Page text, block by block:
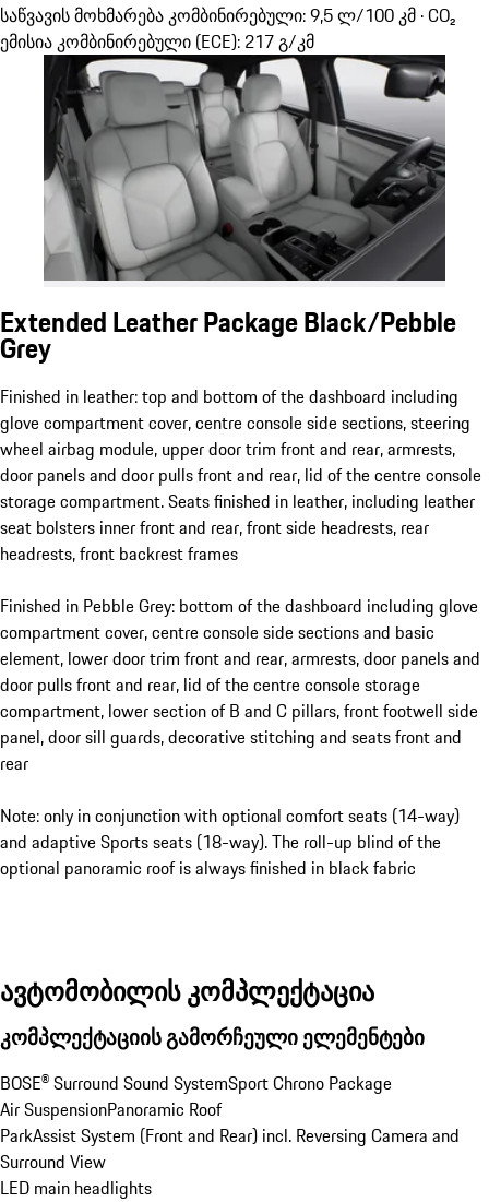
საწვავის მოხმარება კომბინირებული: 9,5 ლ/100 კმ · CO₂
ემისია კომბინირებული (ECE): 217 გ/კმ
Extended Leather Package Black/Pebble
Grey
Finished in leather: top and bottom of the dashboard including
glove compartment cover, centre console side sections, steering
wheel airbag module, upper door trim front and rear, armrests,
door panels and door pulls front and rear, lid of the centre console
storage compartment. Seats finished in leather, including leather
seat bolsters inner front and rear, front side headrests, rear
headrests, front backrest frames
Finished in Pebble Grey: bottom of the dashboard including glove
compartment cover, centre console side sections and basic
element, lower door trim front and rear, armrests, door panels and
door pulls front and rear, lid of the centre console storage
compartment, lower section of B and C pillars, front footwell side
panel, door sill guards, decorative stitching and seats front and
rear
Note: only in conjunction with optional comfort seats (14-way)
and adaptive Sports seats (18-way). The roll-up blind of the
optional panoramic roof is always finished in black fabric
ავტომობილის კომპლექტაცია
კომპლექტაციის გამორჩეული ელემენტები
BOSE® Surround Sound SystemSport Chrono Package
Air SuspensionPanoramic Roof
ParkAssist System (Front and Rear) incl. Reversing Camera and
Surround View
LED main headlights